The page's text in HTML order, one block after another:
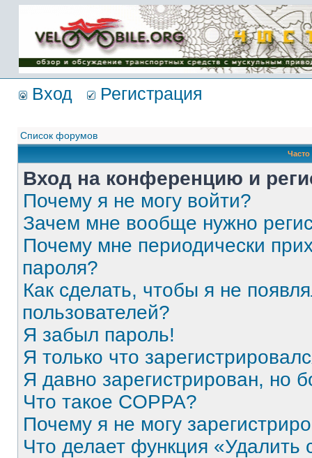
Имя пользователя:
Пароль:
{ LOG_ME_IN_SHORT
}
Вход Регистрация
Список форумов
Вход на конференцию и
Почему я не могу войти?
Зачем мне вообще нужно
Почему мне периодически
пароля?
Как сделать, чтобы я не
пользователей?
Я забыл пароль!
Я только что
Я давно зарегистрирован, но
Что такое COPPA?
Почему я не могу
Что делает функция